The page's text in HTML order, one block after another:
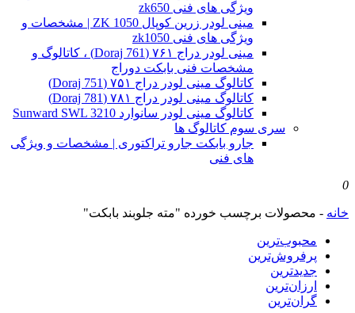
ویژگی های فنی zk650
مینی لودر زرین کوپال ZK 1050 | مشخصات و
ویژگی های فنی zk1050
مینی لودر دراج ۷۶۱ (Doraj 761) ، کاتالوگ و
مشخصات فنی بابکت دوراج
کاتالوگ مینی لودر دراج ۷۵۱ (Doraj 751)
کاتالوگ مینی لودر دراج ۷۸۱ (Doraj 781)
کاتالوگ مینی لودر سانوارد Sunward SWL 3210
سری سوم کاتالوگ ها
جارو بابکت جارو تراکتوری | مشخصات و ویژگی
های فنی
0
خانه - محصولات برچسب خورده "مته جلوبند بابکت"
محبوب‌ترین
پرفروش‌ترین
جدیدترین
ارزان‌ترین
گران‌ترین